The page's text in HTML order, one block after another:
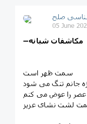
صلح
05 June
➖مکاشفات شبانه
سمت ظهر است
جانم تنگ می شود
عصر را عوض می کنم
لشت نشای عزیز